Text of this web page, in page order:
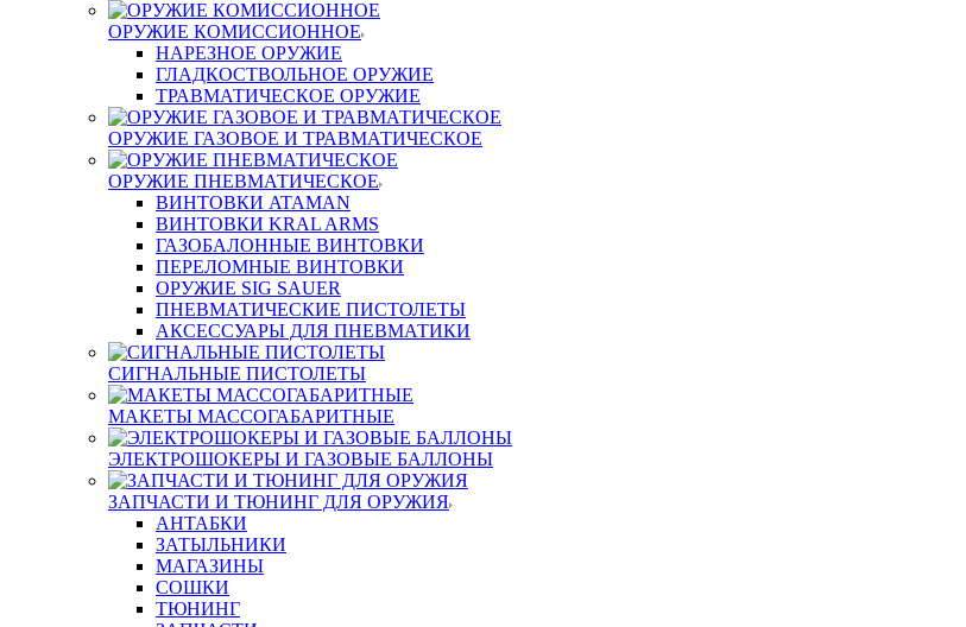
ОРУЖИЕ КОМИССИОННОЕ
НАРЕЗНОЕ ОРУЖИЕ
ГЛАДКОСТВОЛЬНОЕ ОРУЖИЕ
ТРАВМАТИЧЕСКОЕ ОРУЖИЕ
ОРУЖИЕ ГАЗОВОЕ И ТРАВМАТИЧЕСКОЕ
ОРУЖИЕ ПНЕВМАТИЧЕСКОЕ
ВИНТОВКИ ATAMAN
ВИНТОВКИ KRAL ARMS
ГАЗОБАЛОННЫЕ ВИНТОВКИ
ПЕРЕЛОМНЫЕ ВИНТОВКИ
ОРУЖИЕ SIG SAUER
ПНЕВМАТИЧЕСКИЕ ПИСТОЛЕТЫ
АКСЕССУАРЫ ДЛЯ ПНЕВМАТИКИ
СИГНАЛЬНЫЕ ПИСТОЛЕТЫ
МАКЕТЫ МАССОГАБАРИТНЫЕ
ЭЛЕКТРОШОКЕРЫ И ГАЗОВЫЕ БАЛЛОНЫ
ЗАПЧАСТИ И ТЮНИНГ ДЛЯ ОРУЖИЯ
АНТАБКИ
ЗАТЫЛЬНИКИ
МАГАЗИНЫ
СОШКИ
ТЮНИНГ